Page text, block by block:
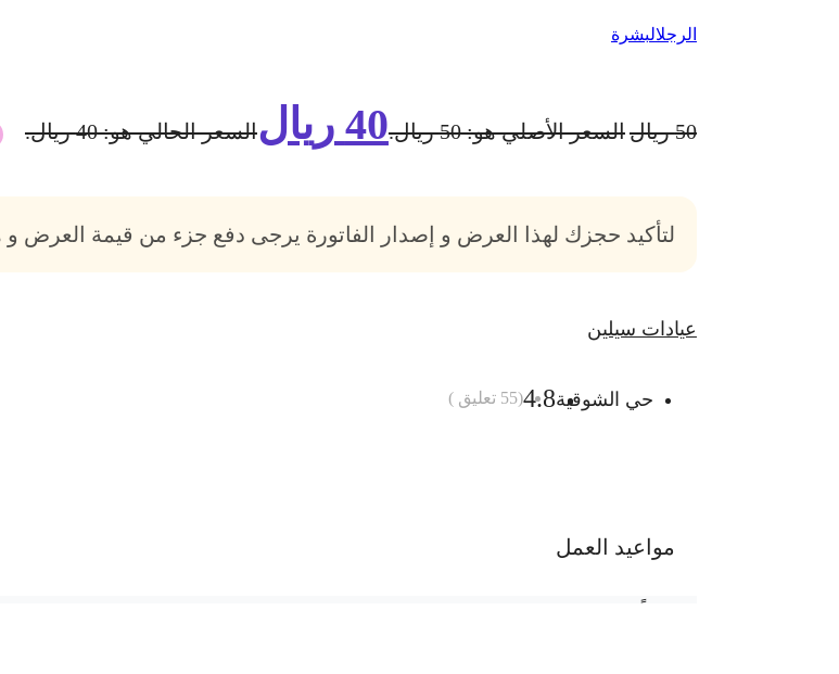
الرجلالبشرة
50 ريالالسعر الأصلي هو: 50 ريال. 40 ريالالسعر الحالي هو: 40 ريال.
لتأكيد حجزك لهذا العرض و إصدار الفاتورة يرجى دفع جزء من قيمة العرض و
عيادات سيلين
حي الشوقية4.8
(
55 تعليق )
مواعيد العمل